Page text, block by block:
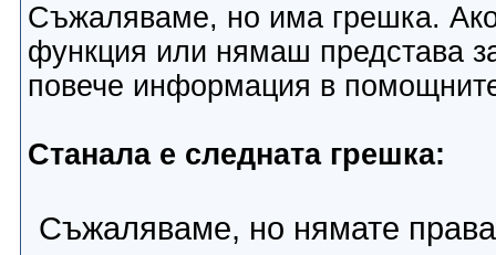
Съжаляваме, но има грешка.
функция или нямаш представа
повече информация в
Станала е следната грешка:
Съжаляваме, но нямате